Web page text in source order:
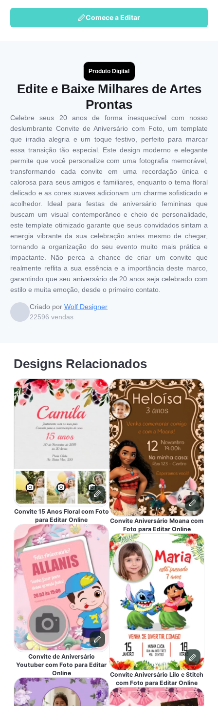
Comece a Editar
Produto Digital
Edite e Baixe Milhares de Artes
Prontas
Celebre seus 20 anos de forma inesquecível com nosso
deslumbrante Convite de Aniversário com Foto, um template
que irradia alegria e um toque festivo, perfeito para marcar
essa transição tão especial. Este design moderno e elegante
permite que você personalize com uma fotografia memorável,
transformando cada convite em uma recordação única e
calorosa para seus amigos e familiares, enquanto o tema floral
delicado e as cores suaves adicionam um charme sofisticado e
acolhedor. Ideal para festas de aniversário femininas que
buscam um visual contemporâneo e cheio de personalidade,
este template otimizado garante que seus convidados sintam a
energia vibrante da sua celebração antes mesmo de chegar,
tornando a organização do seu evento muito mais prática e
impactante. Não perca a chance de criar um convite que
realmente reflita a sua essência e a importância deste marco,
garantindo que seu aniversário de 20 anos seja celebrado com
estilo e muita emoção, desde o primeiro contato.
Criado por Wolf Designer
22596 vendas
Designs Relacionados
Convite 15 Anos Floral com Foto
para Editar Online
Convite de Aniversário
Youtuber com Foto para Editar
Online
Convite Aniversário Moana com
Foto para Editar Online
Convite Aniversário Lilo e Stitch
com Foto para Editar Online